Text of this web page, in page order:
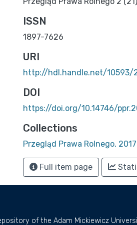
ISSN
1897-7626
URI
http://hdl.handle.net/10593/
DOI
https://doi.org/10.14746/
Collections
Przegląd Prawa Rolnego,
Full item page
of the Adam Mickiewicz